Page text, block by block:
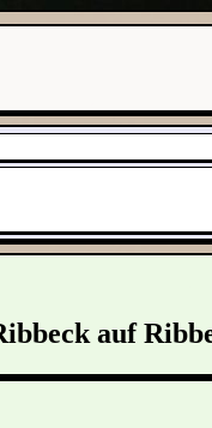
auf